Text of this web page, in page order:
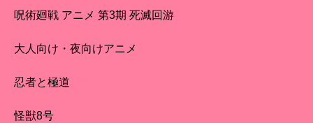
呪術廻戦 アニメ 第3期 死滅回游
大人向け・夜向けアニメ
忍者と極道
怪獣8号